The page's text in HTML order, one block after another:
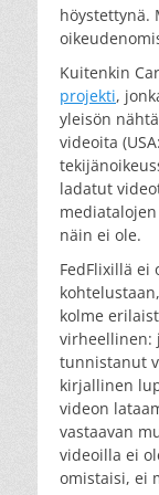
höystettynä.
Kuitenkin
projekti,
yleisön
videoita
ladatut
näin ei ole.
FedFlixillä
kolme
virheellinen:
tunnistanut
kirjallinen
videon
vastaavan
videoilla ei
omistaisi, ei